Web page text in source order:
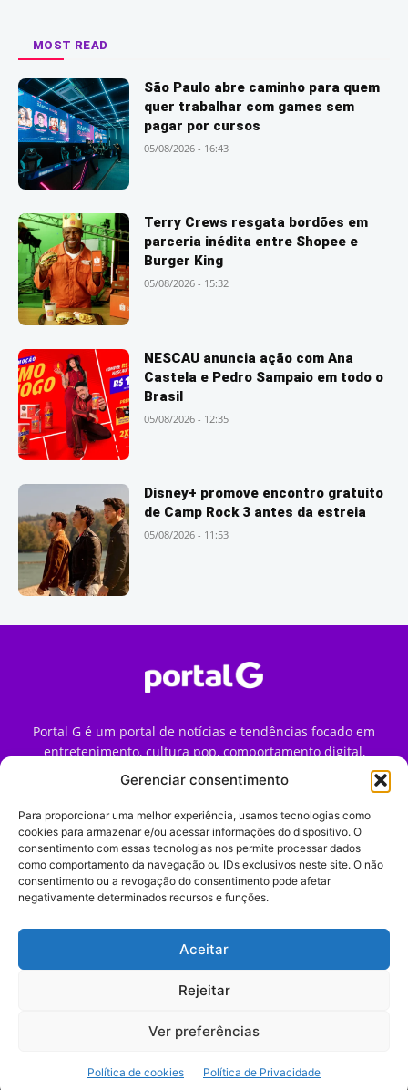
Gerenciar consentimento
Para proporcionar uma melhor experiência, usamos tecnologias como
cookies para armazenar e/ou acessar informações do dispositivo. O
consentimento com essas tecnologias nos permite processar dados
como comportamento da navegação ou IDs exclusivos neste site. O não
consentimento ou a revogação do consentimento pode afetar
negativamente determinados recursos e funções.
Aceitar
Rejeitar
Ver preferências
Política de cookies Política de Privacidade
MOST READ
São Paulo abre caminho para quem
quer trabalhar com games sem
pagar por cursos
05/08/2026 - 16:43
Terry Crews resgata bordões em
parceria inédita entre Shopee e
Burger King
05/08/2026 - 15:32
NESCAU anuncia ação com Ana
Castela e Pedro Sampaio em todo o
Brasil
05/08/2026 - 12:35
Disney+ promove encontro gratuito
de Camp Rock 3 antes da estreia
05/08/2026 - 11:53
Portal G é um portal de notícias e tendências focado em
entretenimento, cultura pop, comportamento digital,
streaming, games e iniciativas de marca que impactam a
forma como o público vive e consome internet no Brasil.
Contato:contato@portalg.com.br
Início Sobre
Termos de Uso
Política de Privacidade
Contato
tendências de consumo, marketing e comportamento digital.